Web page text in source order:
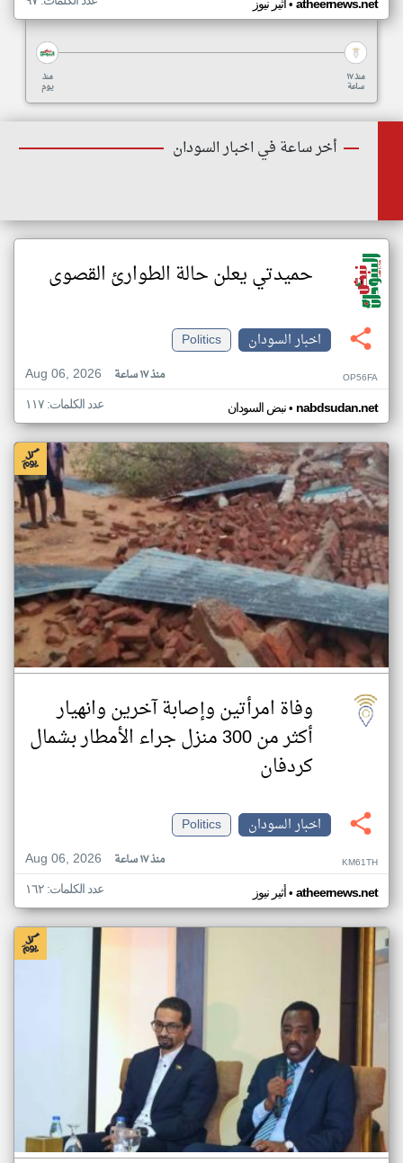
أثير نيوز • atheernews.net
منذ
يوم
منذ ١٧
ساعة
أخر ساعة في اخبار السودان
حميدتي يعلن حالة الطوارئ القصوى
اخبار السودان
Politics
Aug 06, 2026
منذ ١٧ ساعة OP56FA
نبض السودان• nabdsudan.net عدد الكلمات: ١١٧
وفاة امرأتين وإصابة آخرين وانهيار
أكثر من 300 منزل جراء الأمطار بشمال
كردفان
اخبار السودان
Politics
Aug 06, 2026
منذ ١٧ ساعة KM61TH
أثير نيوز• atheernews.net عدد الكلمات: ١٦٢